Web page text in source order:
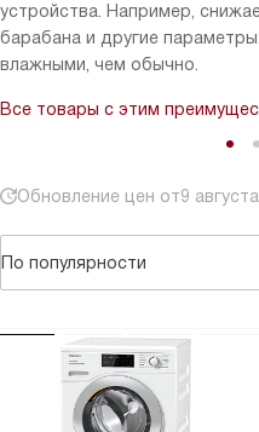
устройства. Например,
барабана и другие
влажными, чем обычно.
Все товары с этим
Обновление цен от9
По популярности